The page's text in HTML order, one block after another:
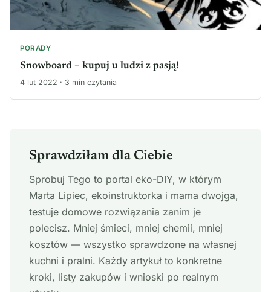
PORADY
Snowboard – kupuj u ludzi z pasją!
4 lut 2022 · 3 min czytania
Sprawdziłam dla Ciebie
Sprobuj Tego to portal eko-DIY, w którym
Marta Lipiec, ekoinstruktorka i mama dwojga,
testuje domowe rozwiązania zanim je
polecisz. Mniej śmieci, mniej chemii, mniej
kosztów — wszystko sprawdzone na własnej
kuchni i pralni. Każdy artykuł to konkretne
kroki, listy zakupów i wnioski po realnym